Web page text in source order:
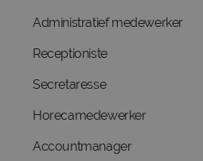
Administratief medewerker
Receptioniste
Secretaresse
Horecamedewerker
Accountmanager